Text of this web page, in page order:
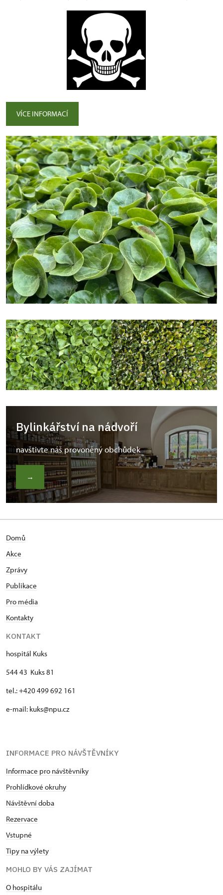
VÍCE INFORMACÍ
Bylinkářství na nádvoří
navštivte náš provoněný obchůdek
→
Domů
Akce
Zprávy
Publikace
Pro média
Kontakty
KONTAKT
hospitál Kuks
544 43 Kuks 81
tel.: +420 499 692 161
e-mail: kuks@npu.cz
INFORMACE PRO NÁVŠTĚVNÍKY
Informace pro návštěvníky
Prohlídkové okruhy
Návštěvní doba
Rezervace
Vstupné
Tipy na výlety
MOHLO BY VÁS ZAJÍMAT
O hospitálu